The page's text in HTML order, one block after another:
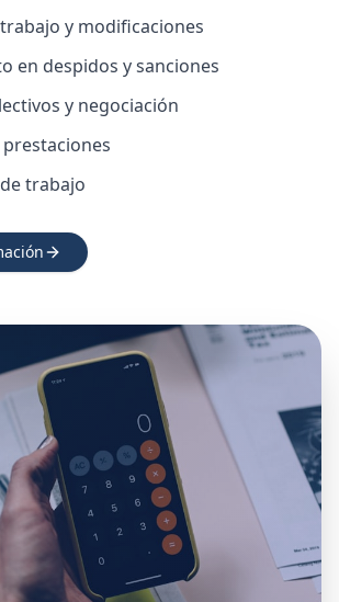
y modificaciones
en despidos y sanciones
y negociación
prestaciones
trabajo